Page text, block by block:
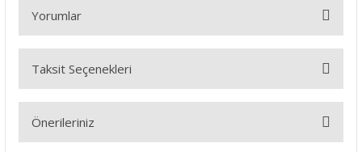
Yorumlar
Bu ürüne ilk yorumu siz yapın!
Taksit Seçenekleri
Önerileriniz